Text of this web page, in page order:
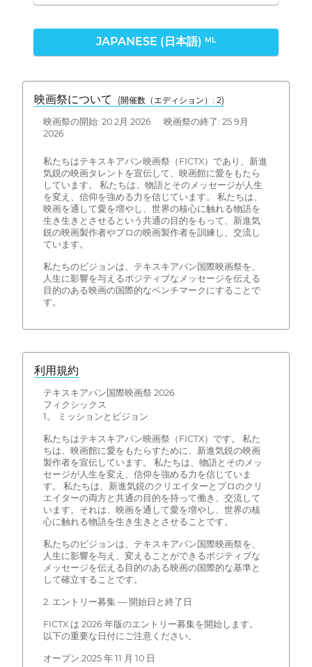
JAPANESE (日本語) ML
映画祭について (開催数（エディション）: 2)
映画祭の開始: 20 2月 2026 映画祭の終了: 25 9月
2026
私たちはテキスキアパン映画祭（FICTX）であり、新進
気鋭の映画タレントを宣伝して、映画館に愛をもたら
しています。 私たちは、物語とそのメッセージが人生
を変え、信仰を強める力を信じています。 私たちは、
映画を通して愛を増やし、世界の核心に触れる物語を
生き生きとさせるという共通の目的をもって、新進気
鋭の映画製作者やプロの映画製作者を訓練し、交流し
ています。
私たちのビジョンは、テキスキアパン国際映画祭を、
人生に影響を与えるポジティブなメッセージを伝える
目的のある映画の国際的なベンチマークにすることで
す。
利用規約
テキスキアパン国際映画祭 2026
フィクシックス
1。 ミッションとビジョン
私たちはテキスキアパン映画祭（FICTX）です。 私た
ちは、映画館に愛をもたらすために、新進気鋭の映画
製作者を宣伝しています。 私たちは、物語とそのメッ
セージが人生を変え、信仰を強める力を信じていま
す。 私たちは、新進気鋭のクリエイターとプロのクリ
エイターの両方と共通の目的を持って働き、交流して
います。それは、映画を通して愛を増やし、世界の核
心に触れる物語を生き生きとさせることです。
私たちのビジョンは、テキスキアパン国際映画祭を、
人生に影響を与え、変えることができるポジティブな
メッセージを伝える目的のある映画の国際的な基準と
して確立することです。
2. エントリー募集 — 開始日と終了日
FICTX は 2026 年版のエントリー募集を開始します。
以下の重要な日付にご注意ください。
オープン:2025 年 11 月 10 日